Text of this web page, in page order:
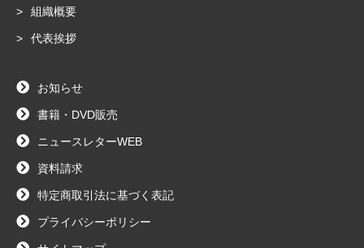
組織概要
代表挨拶
お知らせ
書籍・DVD販売
ニュースレターWEB
資料請求
特定商取引法に基づく表記
プライバシーポリシー